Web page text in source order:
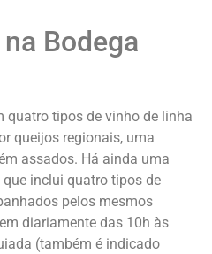
Bodega
quatro tipos de vinho de linha
queijos regionais, uma
assados. Há ainda uma
inclui quatro tipos de
pelos mesmos
diariamente das 10h às
(também é indicado